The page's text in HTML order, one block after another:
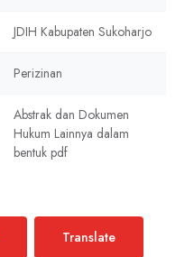
JDIH Kabupaten Sukoharjo
Perizinan
Abstrak dan Dokumen
Hukum Lainnya dalam
bentuk pdf
Translate